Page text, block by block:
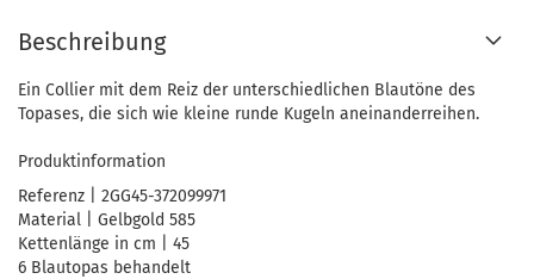
Beschreibung
Ein Collier mit dem Reiz der unterschiedlichen Blautöne des
Topases, die sich wie kleine runde Kugeln aneinanderreihen.
Produktinformation
Referenz | 2GG45-372099971
Material | Gelbgold 585
Kettenlänge in cm | 45
6 Blautopas behandelt